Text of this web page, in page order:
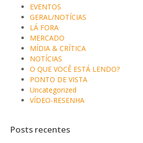
EVENTOS
GERAL/NOTÍCIAS
LÁ FORA
MERCADO
MÍDIA & CRÍTICA
NOTÍCIAS
O QUE VOCÊ ESTÁ LENDO?
PONTO DE VISTA
Uncategorized
VÍDEO-RESENHA
Posts recentes